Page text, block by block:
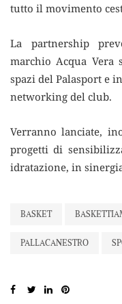
tutto il movimento
La partnership
marchio Acqua
spazi del Palasport e
networking del club.
Verranno lanciate,
progetti di
idratazione, in
BASKET
PALLACANESTRO